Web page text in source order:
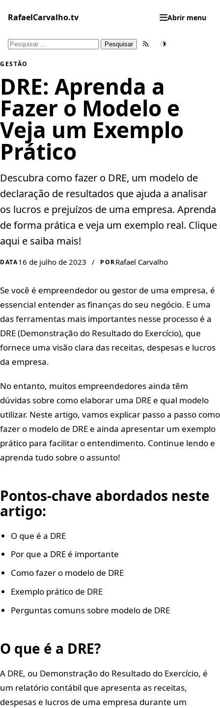
para
conteúdo
RafaelCarvalho.tv Abrir menu
Pesquisar
Feed RSSTema
GESTÃO
DRE: Aprenda a
Fazer o Modelo e
Veja um Exemplo
Prático
Descubra como fazer o DRE, um modelo de
declaração de resultados que ajuda a analisar
os lucros e prejuízos de uma empresa. Aprenda
de forma prática e veja um exemplo real. Clique
aqui e saiba mais!
DATA16 de julho de 2023 / PORRafael Carvalho
Se você é empreendedor ou gestor de uma empresa, é
essencial entender as finanças do seu negócio. E uma
das ferramentas mais importantes nesse processo é a
DRE (Demonstração do Resultado do Exercício), que
fornece uma visão clara das receitas, despesas e lucros
da empresa.
No entanto, muitos empreendedores ainda têm
dúvidas sobre como elaborar uma DRE e qual modelo
utilizar. Neste artigo, vamos explicar passo a passo como
fazer o modelo de DRE e ainda apresentar um exemplo
prático para facilitar o entendimento. Continue lendo e
aprenda tudo sobre o assunto!
Pontos-chave abordados neste
artigo:
O que é a DRE
Por que a DRE é importante
Como fazer o modelo de DRE
Exemplo prático de DRE
Perguntas comuns sobre modelo de DRE
O que é a DRE?
A DRE, ou Demonstração do Resultado do Exercício, é
um relatório contábil que apresenta as receitas,
despesas e lucros de uma empresa durante um